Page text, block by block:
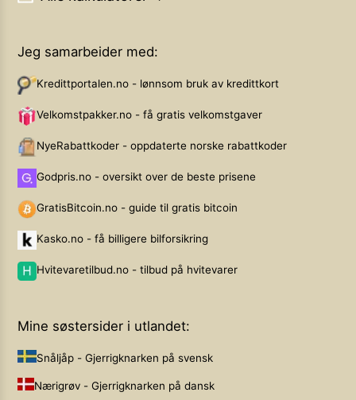
Jeg samarbeider med:
Kredittportalen.no - lønnsom bruk av kredittkort
Velkomstpakker.no - få gratis velkomstgaver
NyeRabattkoder - oppdaterte norske rabattkoder
Godpris.no - oversikt over de beste prisene
GratisBitcoin.no - guide til gratis bitcoin
Kasko.no - få billigere bilforsikring
Hvitevaretilbud.no - tilbud på hvitevarer
Mine søstersider i utlandet:
Snåljåp - Gjerrigknarken på svensk
Nærigrøv - Gjerrigknarken på dansk